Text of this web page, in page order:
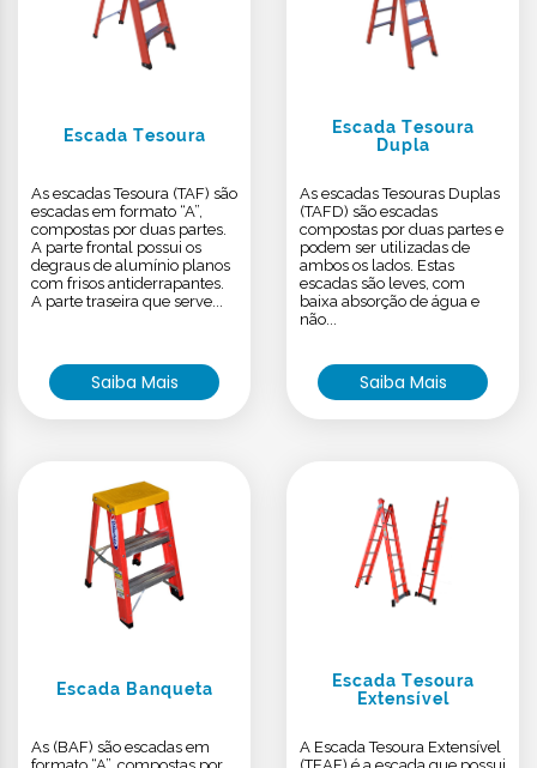
Escada Tesoura
As escadas Tesoura (TAF) são
escadas em formato “A”,
compostas por duas partes.
A parte frontal possui os
degraus de alumínio planos
com frisos antiderrapantes.
A parte traseira que serve...
Saiba Mais
Escada Tesoura
Dupla
As escadas Tesouras Duplas
(TAFD) são escadas
compostas por duas partes e
podem ser utilizadas de
ambos os lados. Estas
escadas são leves, com
baixa absorção de água e
não...
Saiba Mais
Escada Banqueta
As (BAF) são escadas em
Escada Tesoura
Extensível
A Escada Tesoura Extensível